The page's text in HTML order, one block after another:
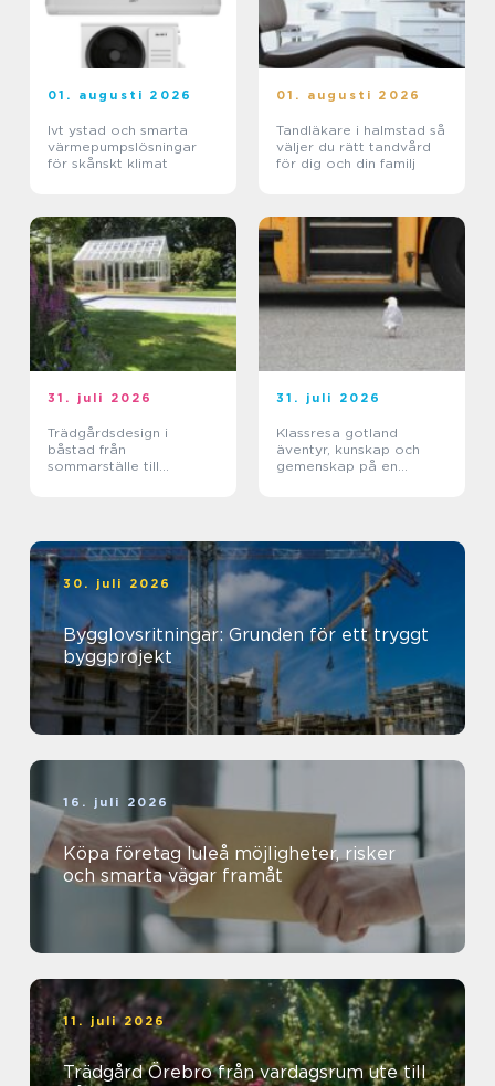
01. augusti 2026
Ivt ystad och smarta
värmepumpslösningar
för skånskt klimat
01. augusti 2026
Tandläkare i halmstad så
väljer du rätt tandvård
för dig och din familj
31. juli 2026
Trädgårdsdesign i
båstad från
sommarställe till
31. juli 2026
Klassresa gotland
äventyr, kunskap och
gemenskap på en
30. juli 2026
Bygglovsritningar: Grunden för ett tryggt
byggprojekt
16. juli 2026
Köpa företag luleå möjligheter, risker
och smarta vägar framåt
11. juli 2026
Trädgård Örebro från vardagsrum ute till